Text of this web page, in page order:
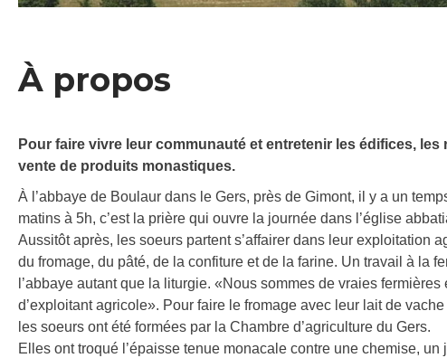
À propos
Pour faire vivre leur communauté et entretenir les édifices,
vente de produits monastiques.
À l’abbaye de Boulaur dans le Gers, près de Gimont, il y a un
matins à 5h, c’est la prière qui ouvre la journée dans l’église
Aussitôt après, les soeurs partent s’affairer dans leur exploitation
du fromage, du pâté, de la confiture et de la farine. Un travail à la
l’abbaye autant que la liturgie. «Nous sommes de vraies
d’exploitant agricole». Pour faire le fromage avec leur lait de
les soeurs ont été formées par la Chambre d’agriculture du Gers.
Elles ont troqué l’épaisse tenue monacale contre une chemise,